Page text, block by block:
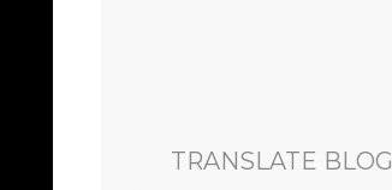
TRANSLATE BLOG